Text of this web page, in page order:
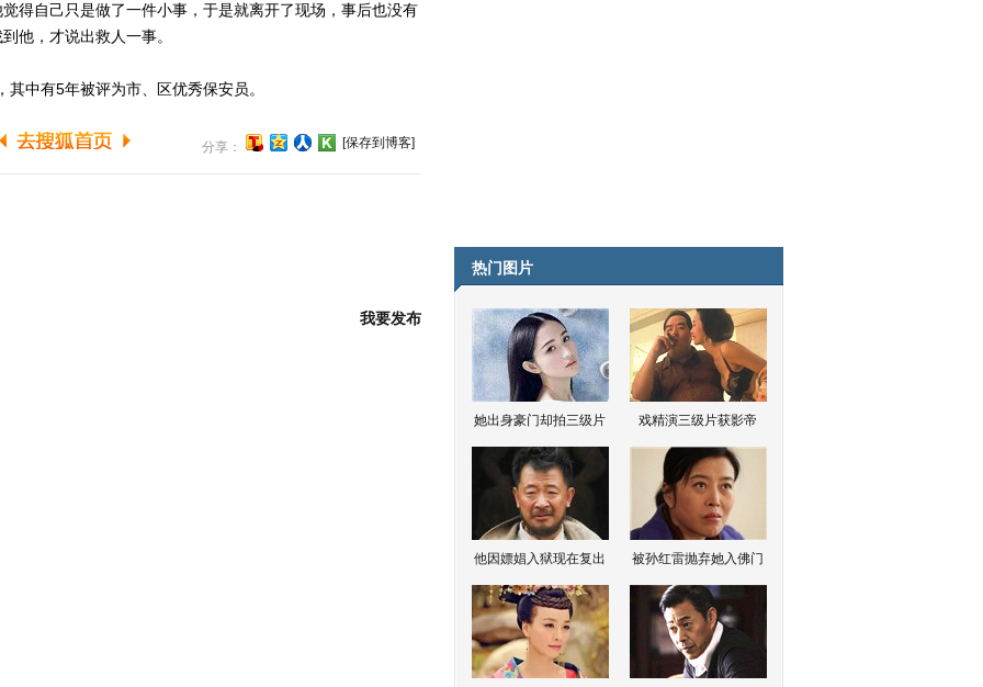
自己只是做了一件小事，于是就离开了现场，事后也没有
他，才说出救人一事。
有5年被评为市、区优秀保安员。
分享： [保存到博客]
我要发布
热门图片
她出身豪门却拍三级片 戏精演三级片获影帝
他因嫖娼入狱现在复出 被孙红雷抛弃她入佛门